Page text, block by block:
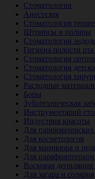
Стоматология
Анестезия
Стоматология
Штрипсы и полиры
Стоматология
Гигиена полости
Стоматология
Стоматология
Стоматология
Расходные
Боры
Зуботехническая
Инструментарий
Индустрия красоты
Для
Для косметологов
Для маникюра и
Для
Восковая
Для загара и солярия